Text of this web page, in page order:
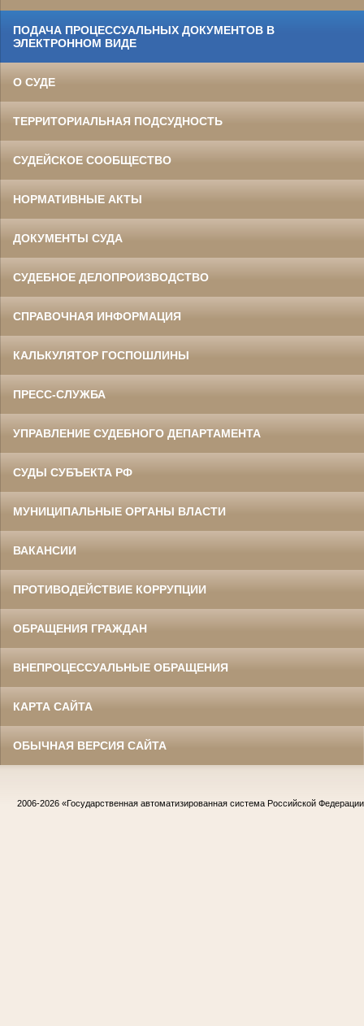
ПОДАЧА ПРОЦЕССУАЛЬНЫХ ДОКУМЕНТОВ В
ЭЛЕКТРОННОМ ВИДЕ
О СУДЕ
ТЕРРИТОРИАЛЬНАЯ ПОДСУДНОСТЬ
СУДЕЙСКОЕ СООБЩЕСТВО
НОРМАТИВНЫЕ АКТЫ
ДОКУМЕНТЫ СУДА
СУДЕБНОЕ ДЕЛОПРОИЗВОДСТВО
СПРАВОЧНАЯ ИНФОРМАЦИЯ
КАЛЬКУЛЯТОР ГОСПОШЛИНЫ
ПРЕСС-СЛУЖБА
УПРАВЛЕНИЕ СУДЕБНОГО ДЕПАРТАМЕНТА
СУДЫ СУБЪЕКТА РФ
МУНИЦИПАЛЬНЫЕ ОРГАНЫ ВЛАСТИ
ВАКАНСИИ
ПРОТИВОДЕЙСТВИЕ КОРРУПЦИИ
ОБРАЩЕНИЯ ГРАЖДАН
ВНЕПРОЦЕССУАЛЬНЫЕ ОБРАЩЕНИЯ
КАРТА САЙТА
ОБЫЧНАЯ ВЕРСИЯ САЙТА
2006-2026 «Государственная автоматизированная система Российской